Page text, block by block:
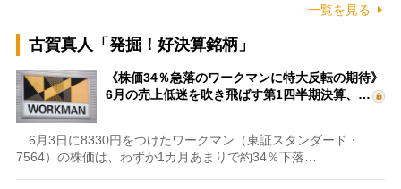
一覧を見る
古賀真人「発掘！好決算銘柄」
《株価34％急落のワークマンに特大反転の期待》
6月の売上低迷を吹き飛ばす第1四半期決算、…
6月3日に8330円をつけたワークマン（東証スタンダード・
7564）の株価は、わずか1カ月あまりで約34％下落…